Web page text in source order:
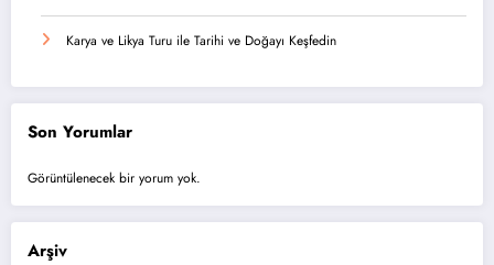
Karya ve Likya Turu ile Tarihi ve Doğayı Keşfedin
Son Yorumlar
Görüntülenecek bir yorum yok.
Arşiv